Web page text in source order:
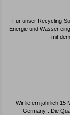
Für unser Recycling-
Energie und Wasser
mit
Wir liefern jährlich 15
Germany“. Die